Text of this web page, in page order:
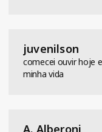
juvenilson
comecei ouvir hoje
minha vida
A. Alberoni